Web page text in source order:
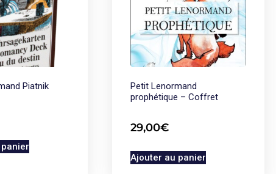
Piatnik
Petit Lenormand
prophétique – Coffret
29,00€
Ajouter au panier